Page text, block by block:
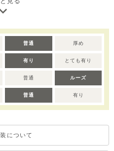
付いています。
めします。
の商品の色味と異なって見える
より、他の衣類や下着、バッ
す。淡色のものとの組み合わせ
。
オルで軽く水気を取り、形を
普通 厚め
有り とても有り
普通 ルーズ
普通 有り
について